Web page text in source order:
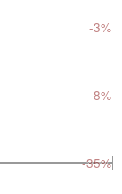
-3%
-8%
-35%